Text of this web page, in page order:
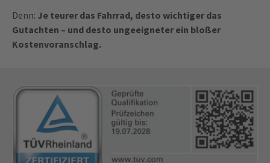
Denn: Je teurer das Fahrrad, desto wichtiger das
Gutachten – und desto ungeeigneter ein bloßer
Kostenvoranschlag.